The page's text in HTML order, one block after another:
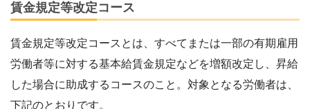
賃金規定等改定コース
賃金規定等改定コースとは、すべてまたは一部の有期雇用
労働者等に対する基本給賃金規定などを増額改定し、昇給
した場合に助成するコースのこと。対象となる労働者は、
下記のとおりです。